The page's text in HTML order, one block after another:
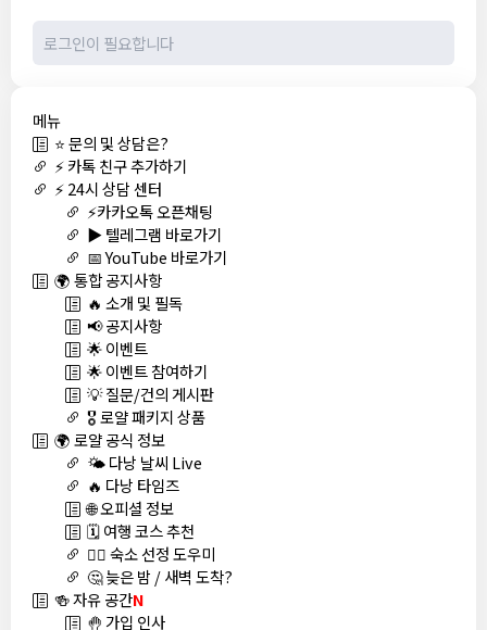
메뉴
⭐ 문의 및 상담은?
⚡ 카톡 친구 추가하기
⚡ 24시 상담 센터
⚡카카오톡 오픈채팅
▶️ 텔레그램 바로가기
📅 YouTube 바로가기
🌍 통합 공지사항
🔥 소개 및 필독
📢 공지사항
🌟 이벤트
🌟 이벤트 참여하기
💡 질문/건의 게시판
🎖️ 로얄 패키지 상품
🌍 로얄 공식 정보
🌤️ 다낭 날씨 Live
🔥 다낭 타임즈
🌐 오피셜 정보
🗓️ 여행 코스 추천
🏊‍♀️ 숙소 선정 도우미
🤔 늦은 밤 / 새벽 도착?
🍻 자유 공간N
🤚 가입 인사